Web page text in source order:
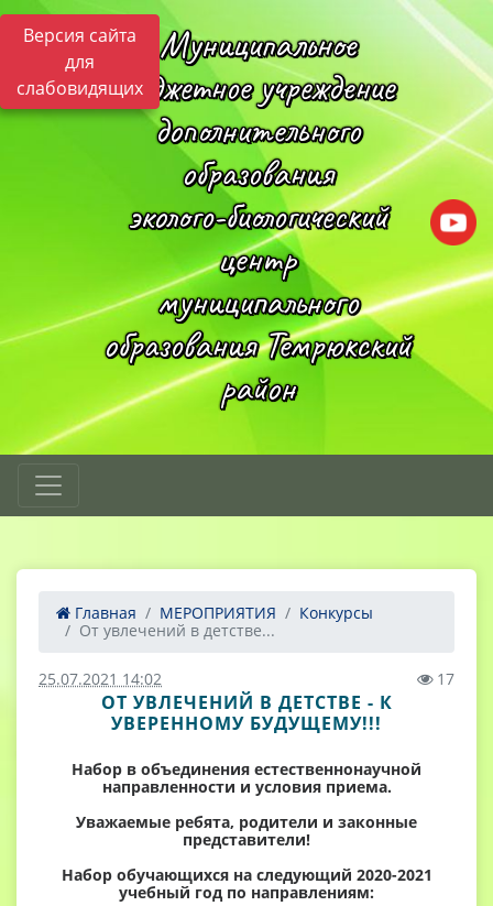
Версия сайта
для
слабовидящих
Муниципальное
бюджетное учреждение
дополнительного
образования
эколого-биологический
центр
муниципального
образования Темрюкский
район
Главная МЕРОПРИЯТИЯ
Конкурсы
От увлечений в детстве...
25.07.2021 14:02 17
ОТ УВЛЕЧЕНИЙ В ДЕТСТВЕ - К
УВЕРЕННОМУ БУДУЩЕМУ!!!
Набор в объединения естественнонаучной
направленности и условия приема.
Уважаемые ребята, родители и законные
представители!
Набор обучающихся на следующий 2020-2021
учебный год по направлениям: